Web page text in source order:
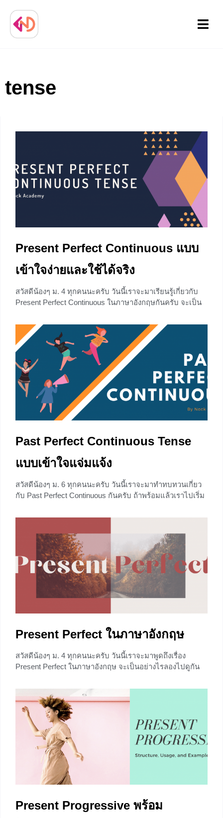
Menu
tense
Present Perfect Continuous แบบ
เข้าใจง่ายและใช้ได้จริง
สวัสดีน้องๆ ม. 4 ทุกคนนะครับ วันนี้เราจะมาเรียนรู้เกี่ยวกับ
Present Perfect Continuous ในภาษาอังกฤษกันครับ จะเป็น
Past Perfect Continuous Tense
แบบเข้าใจแจ่มแจ้ง
สวัสดีน้องๆ ม.​ 6 ทุกคนนะครับ วันนี้เราจะมาทำทบทวนเกี่ยว
กับ Past Perfect Continuous กันครับ ถ้าพร้อมแล้วเราไปเริ่ม
Present Perfect ในภาษาอังกฤษ
สวัสดีน้องๆ ม.​ 4 ทุกคนนะครับ วันนี้เราจะมาพูดถึงเรื่อง
Present Perfect ในภาษาอังกฤษ จะเป็นอย่างไรลองไปดูกัน
+7
Present Progressive พร้อม